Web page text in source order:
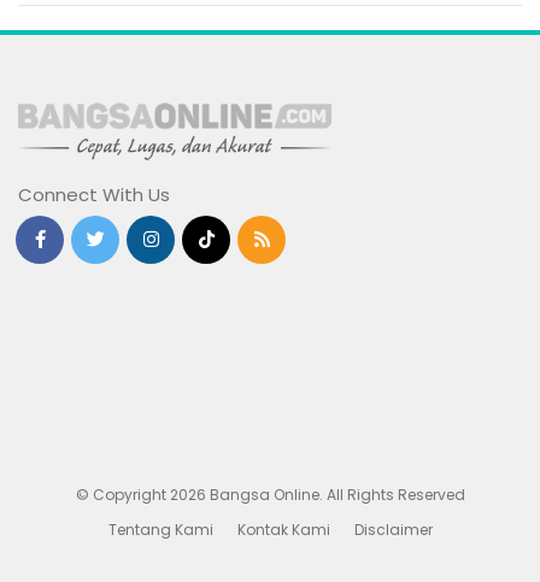
Connect With Us
© Copyright 2026 Bangsa Online. All Rights Reserved
Tentang Kami
Kontak Kami Disclaimer